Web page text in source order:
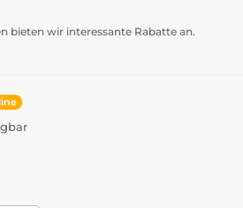
bieten wir interessante Rabatte an.